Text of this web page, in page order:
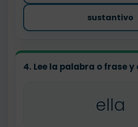
sustantivo
4. Lee la palabra o frase
ella